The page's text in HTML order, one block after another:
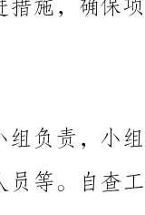
本次自查工作由本部门的自查小组负责，小组成员包括项目
1.前期准备阶段：明确自查内容和要求、确定自查对象、制